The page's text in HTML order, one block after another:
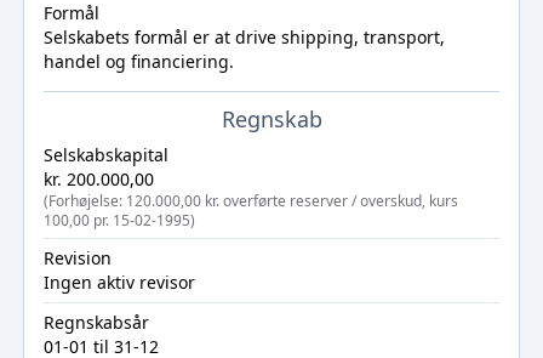
Formål
Selskabets formål er at drive shipping, transport,
handel og financiering.
Regnskab
Selskabskapital
kr. 200.000,00
(Forhøjelse: 120.000,00 kr. overførte reserver / overskud, kurs
100,00 pr. 15-02-1995)
Revision
Ingen aktiv revisor
Regnskabsår
01-01 til 31-12